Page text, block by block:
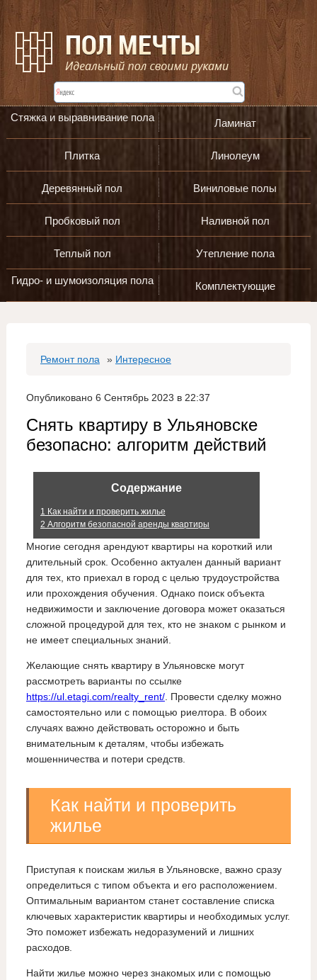
Стяжка и выравнивание пола Ламинат
Плитка Линолеум
Деревянный пол Виниловые полы
Пробковый пол Наливной пол
Теплый пол Утепление пола
Гидро- и шумоизоляция пола Комплектующие
Ремонт пола » Интересное
Опубликовано 6 Сентябрь 2023 в 22:37
Снять квартиру в Ульяновске
безопасно: алгоритм действий
Содержание
1 Как найти и проверить жилье
2 Алгоритм безопасной аренды квартиры
Многие сегодня арендуют квартиры на короткий или
длительный срок. Особенно актуален данный вариант
для тех, кто приехал в город с целью трудоустройства
или прохождения обучения. Однако поиск объекта
недвижимости и заключение договора может оказаться
сложной процедурой для тех, кто не знаком с рынком и
не имеет специальных знаний.
Желающие снять квартиру в Ульяновске могут
рассмотреть варианты по ссылке
https://ul.etagi.com/realty_rent/. Провести сделку можно
самостоятельно или с помощью риелтора. В обоих
случаях важно действовать осторожно и быть
внимательным к деталям, чтобы избежать
мошенничества и потери средств.
Как найти и проверить
жилье
Приступая к поискам жилья в Ульяновске, важно сразу
определиться с типом объекта и его расположением.
Оптимальным вариантом станет составление списка
ключевых характеристик квартиры и необходимых услуг.
Это поможет избежать недоразумений и лишних
расходов.
Найти жилье можно через знакомых или с помощью